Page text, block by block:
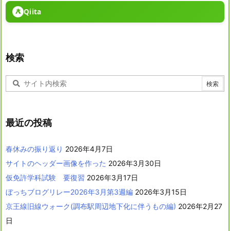
Qiita
検索
最近の投稿
春休みの振り返り 2026年4月7日
サイトのヘッダー画像を作った 2026年3月30日
仮免許学科試験 要復習 2026年3月17日
ぼっちブログリレー2026年3月第3週編 2026年3月15日
京王線旧線ウォーク(調布駅周辺地下化に伴うもの編) 2026年2月27
日